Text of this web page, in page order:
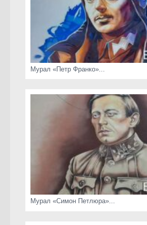
Мурал «Петр Франко»...
Мурал «Симон Петлюра»...